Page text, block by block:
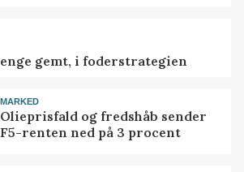
gemt, i foderstrategien
MARKED
Olieprisfald og fredshåb sender
F5-renten ned på 3 procent